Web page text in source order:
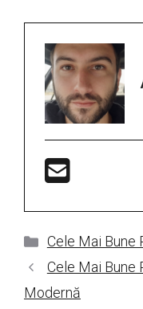
Categorii
Cele Mai Bune
Cele Mai Bune
Modernă